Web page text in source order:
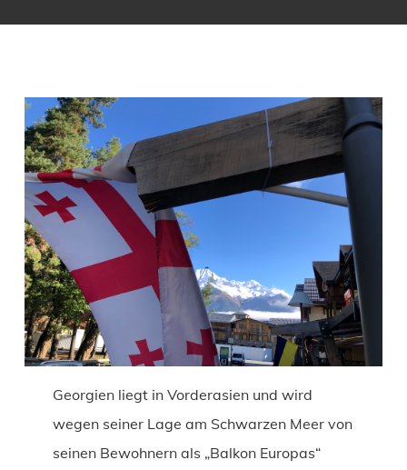
Georgien liegt in Vorderasien und wird
wegen seiner Lage am Schwarzen Meer von
seinen Bewohnern als „Balkon Europas“